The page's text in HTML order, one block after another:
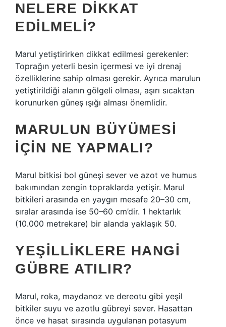
NELERE DIKKAT
EDILMELI?
Marul yetiştirirken dikkat edilmesi gerekenler:
Toprağın yeterli besin içermesi ve iyi drenaj
özelliklerine sahip olması gerekir. Ayrıca marulun
yetiştirildiği alanın gölgeli olması, aşırı sıcaktan
korunurken güneş ışığı alması önemlidir.
MARULUN BÜYÜMESI
IÇIN NE YAPMALI?
Marul bitkisi bol güneşi sever ve azot ve humus
bakımından zengin topraklarda yetişir. Marul
bitkileri arasında en yaygın mesafe 20–30 cm,
sıralar arasında ise 50–60 cm’dir. 1 hektarlık
(10.000 metrekare) bir alanda yaklaşık 50.
YEŞILLIKLERE HANGI
GÜBRE ATILIR?
Marul, roka, maydanoz ve dereotu gibi yeşil
bitkiler suyu ve azotlu gübreyi sever. Hasattan
önce ve hasat sırasında uygulanan potasyum